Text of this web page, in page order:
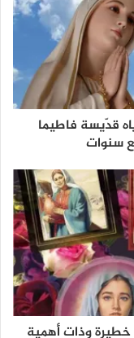
قدّيسة فاطيما
سنوات
خطيرة وذات أهمية